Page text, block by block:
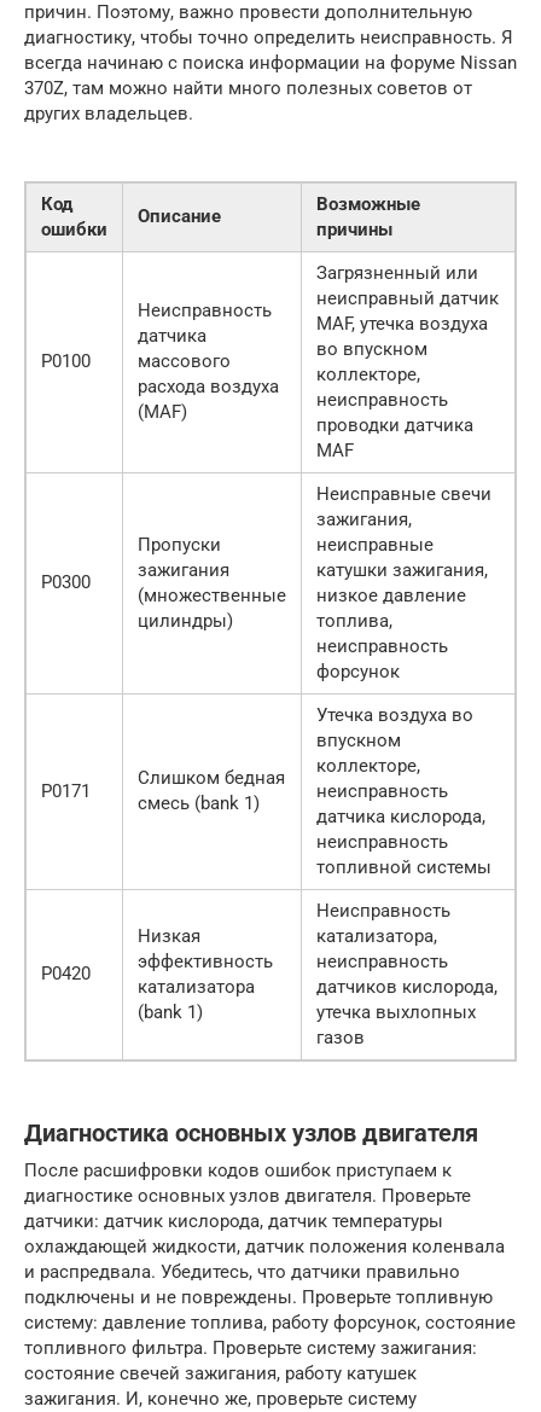
причин. Поэтому, важно провести дополнительную
диагностику, чтобы точно определить неисправность. Я
всегда начинаю с поиска информации на форуме Nissan
370Z, там можно найти много полезных советов от
других владельцев.
Код
ошибки
Описание
Возможные
причины
P0100
Неисправность
датчика
массового
расхода воздуха
(MAF)
Загрязненный или
неисправный датчик
MAF, утечка воздуха
во впускном
коллекторе,
неисправность
проводки датчика
MAF
P0300
Пропуски
зажигания
(множественные
цилиндры)
Неисправные свечи
зажигания,
неисправные
катушки зажигания,
низкое давление
топлива,
неисправность
форсунок
P0171
Слишком бедная
смесь (bank 1)
Утечка воздуха во
впускном
коллекторе,
неисправность
датчика кислорода,
неисправность
топливной системы
P0420
Низкая
эффективность
катализатора
(bank 1)
Неисправность
катализатора,
неисправность
датчиков кислорода,
утечка выхлопных
газов
Диагностика основных узлов двигателя
После расшифровки кодов ошибок приступаем к
диагностике основных узлов двигателя. Проверьте
датчики: датчик кислорода, датчик температуры
охлаждающей жидкости, датчик положения коленвала
и распредвала. Убедитесь, что датчики правильно
подключены и не повреждены. Проверьте топливную
систему: давление топлива, работу форсунок, состояние
топливного фильтра. Проверьте систему зажигания:
состояние свечей зажигания, работу катушек
зажигания. И, конечно же, проверьте систему